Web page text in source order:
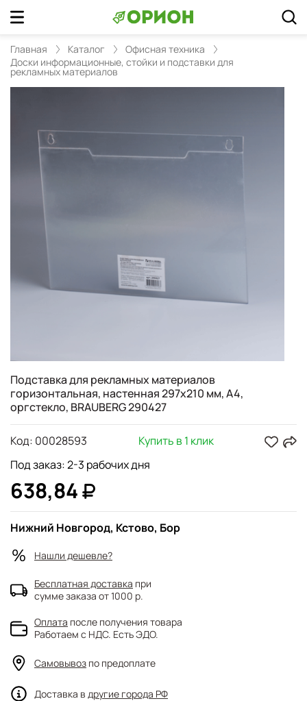
Главная Каталог
Офисная техника
Доски информационные, стойки и подставки для
рекламных материалов
Подставка для рекламных материалов
горизонтальная, настенная 297х210 мм, А4,
оргстекло, BRAUBERG 290427
Под заказ: 2-3 рабочих дня
638,84
Код: 00028593 Купить в 1 клик
Нижний Новгород, Кстово, Бор
Нашли дешевле?
Бесплатная доставка при
сумме заказа от 1000 р.
Оплата после получения товара
Работаем с НДС. Есть ЭДО.
Самовывоз по предоплате
Доставка в другие города РФ